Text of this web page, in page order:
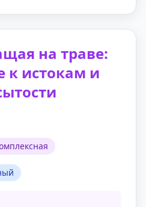
на траве:
к истокам и